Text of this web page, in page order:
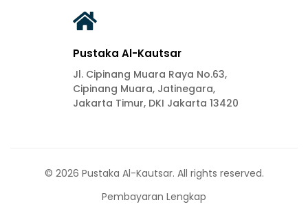
Pustaka Al-Kautsar
Jl. Cipinang Muara Raya No.63,
Cipinang Muara, Jatinegara,
Jakarta Timur, DKI Jakarta 13420
© 2026 Pustaka Al-Kautsar. All rights reserved.
Pembayaran Lengkap